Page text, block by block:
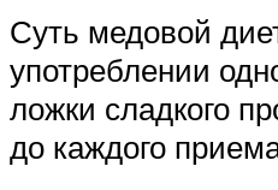
Суть медовой
употреблении
ложки сладкого
до каждого